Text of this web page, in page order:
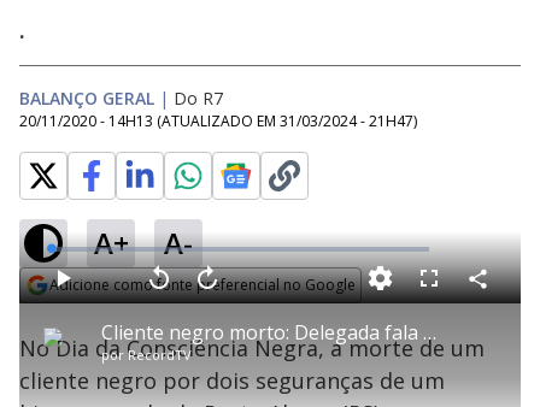
.
BALANÇO GERAL | Do R7
20/11/2020 - 14H13 (ATUALIZADO EM 31/03/2024 - 21H47)
A+ A-
Adicione como fonte preferencial no Google
P Cliente negro morto: Delegada fala sobre indiciamento de envolvidos no crime
por RecordTV
P V
t
a
r
A
n
ç
a
L
o
a
d
e
:
1
.
4
9
%
F
l
c
e
C
o
a
r
No Dia da Consciência Negra, a morte de um
cliente negro por dois seguranças de um